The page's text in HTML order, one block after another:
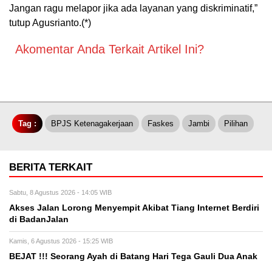
Jangan ragu melapor jika ada layanan yang diskriminatif,”
tutup Agusrianto.(*)
Akomentar Anda Terkait Artikel Ini?
Tag : BPJS Ketenagakerjaan Faskes Jambi Pilihan
BERITA TERKAIT
Sabtu, 8 Agustus 2026 - 14:05 WIB
Akses Jalan Lorong Menyempit Akibat Tiang Internet Berdiri
di BadanJalan
Kamis, 6 Agustus 2026 - 15:25 WIB
BEJAT !!! Seorang Ayah di Batang Hari Tega Gauli Dua Anak